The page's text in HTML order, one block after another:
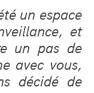
un espace
et
un pas de
avec vous,
décidé de